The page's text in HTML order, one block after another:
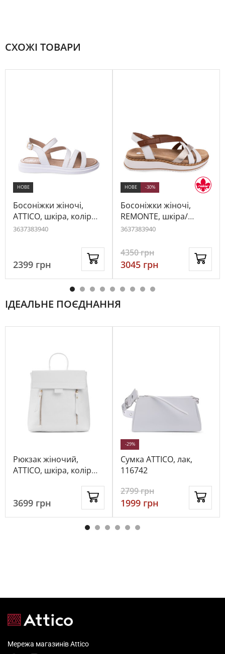
СХОЖІ ТОВАРИ
НОВЕ
Босоніжки жіночі,
ATTICO, шкіра, колір
білий, 1033093
3637383940
2399 грн
НОВЕ
Босоніжки жіночі,
REMONTE, шкіра/
екошкіра, колір білий,
-30%
3637383940
4350грн
3045 грн
ІДЕАЛЬНЕ ПОЄДНАННЯ
Рюкзак жіночий,
ATTICO, шкіра, колір
3699 грн
Сумка ATTICO, лак,
116742
-29%
2799грн
1999 грн
Мережа магазинів Attico